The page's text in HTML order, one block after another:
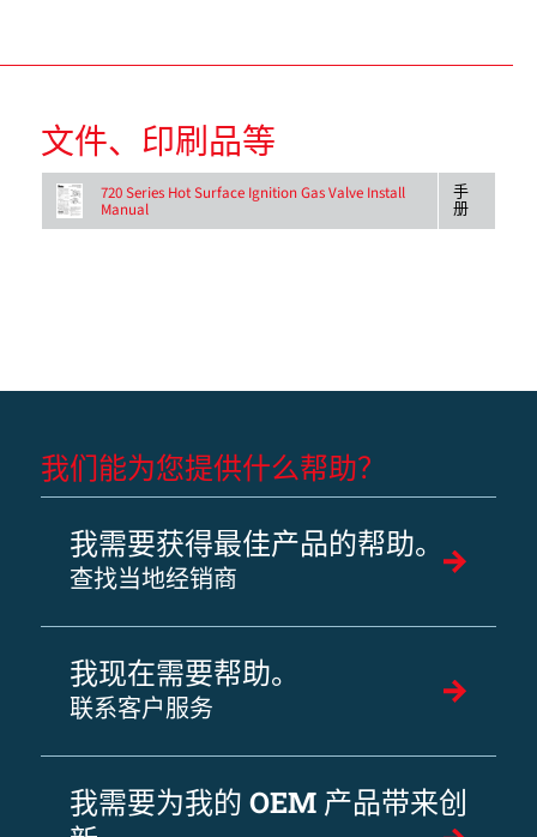
文件、印刷品等
720 Series Hot Surface Ignition Gas Valve Install
Manual
手
册
我们能为您提供什么帮助？
我需要获得最佳产品的帮助。
查找当地经销商
我现在需要帮助。
联系客户服务
我需要为我的 OEM 产品带来创